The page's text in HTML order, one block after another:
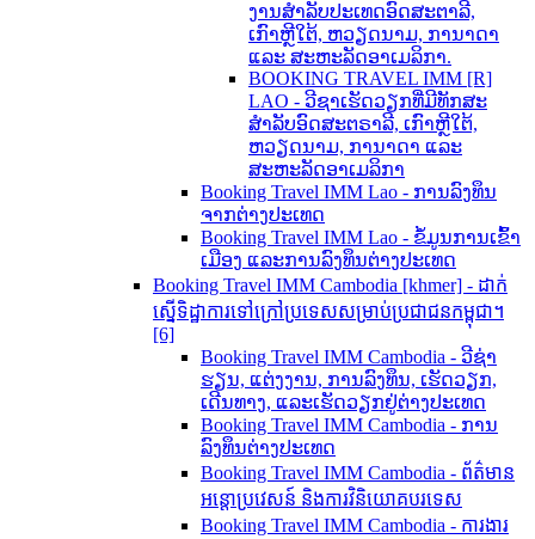
ງານສຳລັບປະເທດອົດສະຕາລີ,
ເກົາຫຼີໃຕ້, ຫວຽດນາມ, ການາດາ
ແລະ ສະຫະລັດອາເມລິກາ.
BOOKING TRAVEL IMM [R]
LAO - ວີຊາເຮັດວຽກທີ່ມີທັກສະ
ສຳລັບອົດສະຕຣາລີ, ເກົາຫຼີໃຕ້,
ຫວຽດນາມ, ການາດາ ແລະ
ສະຫະລັດອາເມລິກາ
Booking Travel IMM Lao - ການລົງທຶນ
ຈາກຕ່າງປະເທດ
Booking Travel IMM Lao - ຂໍ້ມູນການເຂົ້າ
ເມືອງ ແລະການລົງທຶນຕ່າງປະເທດ
Booking Travel IMM Cambodia [khmer] - ដាក់
ស្នើទិដ្ឋាការទៅក្រៅប្រទេសសម្រាប់ប្រជាជនកម្ពុជា។
[6]
Booking Travel IMM Cambodia - ວີຊ່າ
ຮຽນ, ແຕ່ງງານ, ການລົງທຶນ, ເຮັດວຽກ,
ເດີນທາງ, ແລະເຮັດວຽກຢູ່ຕ່າງປະເທດ
Booking Travel IMM Cambodia - ການ
ລົງທຶນຕ່າງປະເທດ
Booking Travel IMM Cambodia - ព័ត៌មាន
អន្តោប្រវេសន៍ និងការវិនិយោគបរទេស
Booking Travel IMM Cambodia - ការងារ